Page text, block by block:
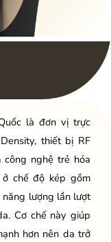
là đơn vị trực
thiết bị RF
nghệ trẻ hóa
chế độ kép gồm
lượng lần lượt
Cơ chế này giúp
hơn nên da trở